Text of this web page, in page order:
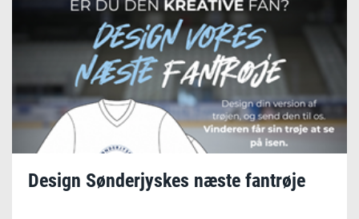
Design Sønderjyskes næste fantrøje